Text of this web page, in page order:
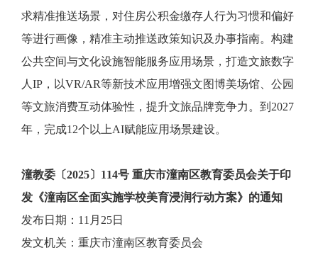
求精准推送场景，对住房公积金缴存人行为习惯和偏好
等进行画像，精准主动推送政策知识及办事指南。构建
公共空间与文化设施智能服务应用场景，打造文旅数字
人IP，以VR/AR等新技术应用增强文图博美场馆、公园
等文旅消费互动体验性，提升文旅品牌竞争力。到2027
年，完成12个以上AI赋能应用场景建设。
潼教委〔2025〕114号 重庆市潼南区教育委员会关于印
发《潼南区全面实施学校美育浸润行动方案》的通知
发布日期：11月25日
发文机关：重庆市潼南区教育委员会